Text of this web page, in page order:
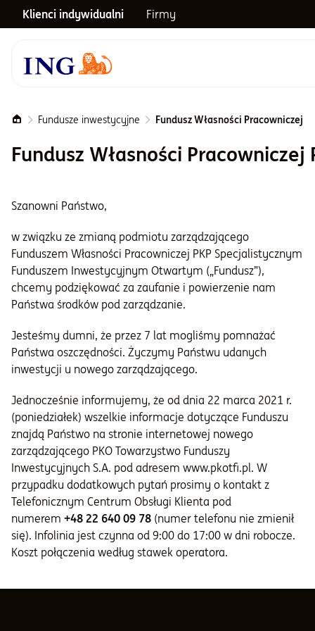
Klienci indywidualni Firmy
Menu główne
Notowania
Emerytura
Inwestycje
Blog
Centrum pomocy
Informacje i dokumenty
O nas
Fundusze inwestycyjne Fundusz Własności Pracowniczej
Fundusz Własności
Szanowni Państwo,
w związku ze zmianą podmiotu zarządzającego
Funduszem Własności Pracowniczej PKP Specjalistycznym
Funduszem Inwestycyjnym Otwartym („Fundusz”),
chcemy podziękować za zaufanie i powierzenie nam
Państwa środków pod zarządzanie.
Jesteśmy dumni, że przez 7 lat mogliśmy pomnażać
Państwa oszczędności. Życzymy Państwu udanych
inwestycji u nowego zarządzającego.
Jednocześnie informujemy, że od dnia 22 marca 2021 r.
(poniedziałek) wszelkie informacje dotyczące Funduszu
znajdą Państwo na stronie internetowej nowego
zarządzającego PKO Towarzystwo Funduszy
Inwestycyjnych S.A. pod adresem www.pkotfi.pl. W
przypadku dodatkowych pytań prosimy o kontakt z
Telefonicznym Centrum Obsługi Klienta pod
numerem +48 22 640 09 78 (numer telefonu nie zmienił
się). Infolinia jest czynna od 9:00 do 17:00 w dni robocze.
Koszt połączenia według stawek operatora.